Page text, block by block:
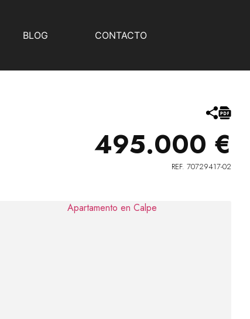
BLOG CONTACTO
495.000 €
REF. 70729417-02